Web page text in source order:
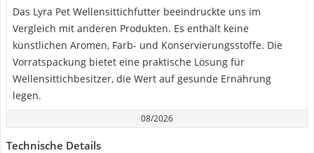
Das Lyra Pet Wellensittichfutter beeindruckte uns im
Vergleich mit anderen Produkten. Es enthält keine
künstlichen Aromen, Farb- und Konservierungsstoffe. Die
Vorratspackung bietet eine praktische Lösung für
Wellensittichbesitzer, die Wert auf gesunde Ernährung
legen.
08/2026
Technische Details